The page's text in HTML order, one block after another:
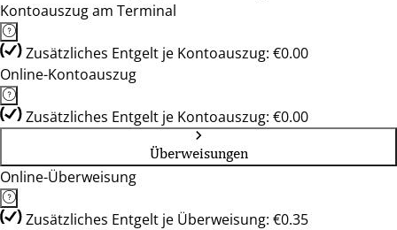
Kontoauszug am Terminal
Zusätzliches Entgelt je Kontoauszug: €0.00
Online-Kontoauszug
Zusätzliches Entgelt je Kontoauszug: €0.00
Überweisungen
Online-Überweisung
Zusätzliches Entgelt je Überweisung: €0.35